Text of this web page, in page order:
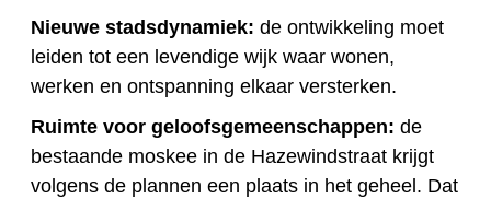
Nieuwe stadsdynamiek: de ontwikkeling moet
leiden tot een levendige wijk waar wonen,
werken en ontspanning elkaar versterken.
Ruimte voor geloofsgemeenschappen: de
bestaande moskee in de Hazewindstraat krijgt
volgens de plannen een plaats in het geheel. Dat